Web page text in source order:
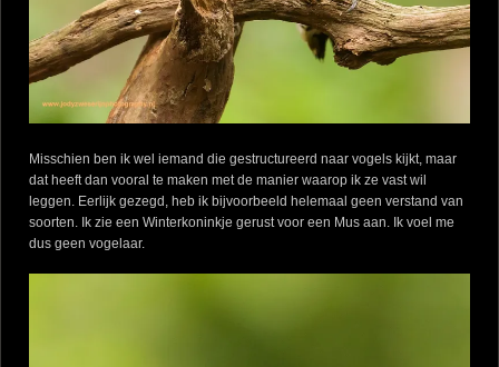
Misschien ben ik wel iemand die gestructureerd naar vogels kijkt, maar
dat heeft dan vooral te maken met de manier waarop ik ze vast wil
leggen. Eerlijk gezegd, heb ik bijvoorbeeld helemaal geen verstand van
soorten. Ik zie een Winterkoninkje gerust voor een Mus aan. Ik voel me
dus geen vogelaar.